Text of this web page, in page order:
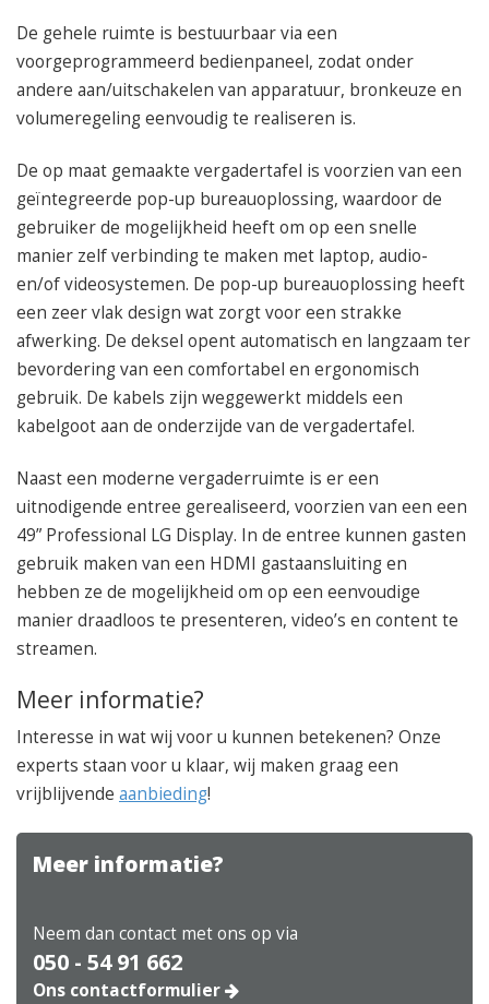
De gehele ruimte is bestuurbaar via een
voorgeprogrammeerd bedienpaneel, zodat onder
andere aan/uitschakelen van apparatuur, bronkeuze en
volumeregeling eenvoudig te realiseren is.
De op maat gemaakte vergadertafel is voorzien van een
geïntegreerde pop-up bureauoplossing, waardoor de
gebruiker de mogelijkheid heeft om op een snelle
manier zelf verbinding te maken met laptop, audio-
en/of videosystemen. De pop-up bureauoplossing heeft
een zeer vlak design wat zorgt voor een strakke
afwerking. De deksel opent automatisch en langzaam ter
bevordering van een comfortabel en ergonomisch
gebruik. De kabels zijn weggewerkt middels een
kabelgoot aan de onderzijde van de vergadertafel.
Naast een moderne vergaderruimte is er een
uitnodigende entree gerealiseerd, voorzien van een een
49” Professional LG Display. In de entree kunnen gasten
gebruik maken van een HDMI gastaansluiting en
hebben ze de mogelijkheid om op een eenvoudige
manier draadloos te presenteren, video’s en content te
streamen.
Meer informatie?
Interesse in wat wij voor u kunnen betekenen? Onze
experts staan voor u klaar, wij maken graag een
vrijblijvende aanbieding!
Meer informatie?
Neem dan contact met ons op via
050 - 54 91 662
Ons contactformulier